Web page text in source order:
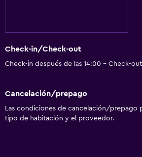
Check-in/Check-out
Check-in después de las 14:00 - Check-
Cancelación/prepago
Las condiciones de cancelación/prepago
tipo de habitación y el proveedor.